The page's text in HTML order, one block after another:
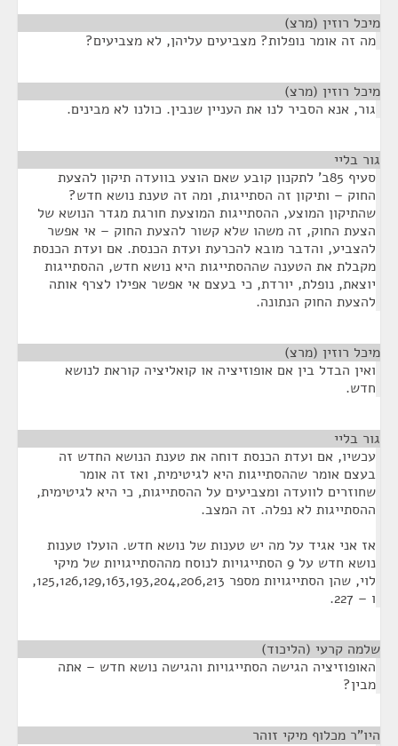
מיכל רוזין (מרצ)
מה זה אומר נופלות? מצביעים עליהן, לא מצביעים?
מיכל רוזין (מרצ)
גור, אנא הסביר לנו את העניין שנבין. כולנו לא מבינים.
גור בליי
סעיף 85ב' לתקנון קובע שאם הוצע בוועדה תיקון להצעת
החוק – ותיקון זה הסתייגות, ומה זה טענת נושא חדש?
שהתיקון המוצע, ההסתייגות המוצעת חורגת מגדר הנושא של
הצעת החוק, זה משהו שלא קשור להצעת החוק – אי אפשר
להצביע, והדבר מובא להכרעת ועדת הכנסת. אם ועדת הכנסת
מקבלת את הטענה שההסתייגות היא נושא חדש, ההסתייגות
יוצאת, נופלת, יורדת, כי בעצם אי אפשר אפילו לצרף אותה
להצעת החוק הנתונה.
מיכל רוזין (מרצ)
ואין הבדל בין אם אופוזיציה או קואליציה קוראת לנושא
חדש.
גור בליי
עכשיו, אם ועדת הכנסת דוחה את טענת הנושא החדש זה
בעצם אומר שההסתייגות היא לגיטימית, ואז זה אומר
שחוזרים לוועדה ומצביעים על ההסתייגות, כי היא לגיטימית,
ההסתייגות לא נפלה. זה המצב.
אז אני אגיד על מה יש טענות של נושא חדש. הועלו טענות
נושא חדש על 9 הסתייגויות לנוסח מההסתייגויות של מיקי
לוי, שהן הסתייגויות מספר 125,126,129,163,193,204,206,213,
ו – 227.
שלמה קרעי (הליכוד)
האופוזיציה הגישה הסתייגויות והגישה נושא חדש – אתה
מבין?
היו"ר מכלוף מיקי זוהר